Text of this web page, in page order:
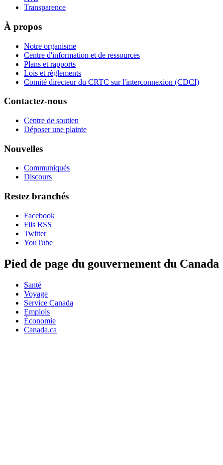
Transparence
À propos
Notre organisme
Centre d'information et de ressources
Plans et rapports
Lois et règlements
Comité directeur du CRTC sur l'interconnexion (CDCI)
Contactez-nous
Centre de soutien
Déposer une plainte
Nouvelles
Communiqués
Discours
Restez branchés
Facebook
Fils RSS
Twitter
YouTube
Pied de page du gouvernement du Canada
Santé
Voyage
Service Canada
Emplois
Économie
Canada.ca